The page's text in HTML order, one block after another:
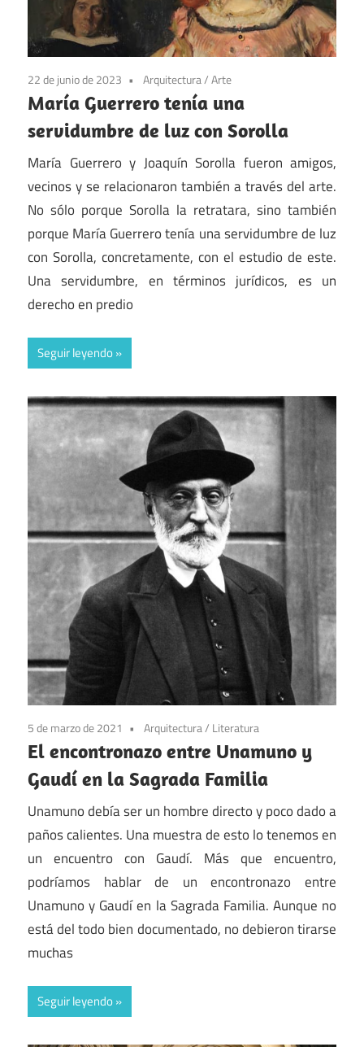
22 de junio de 2023 Arquitectura/Arte
María Guerrero tenía una
servidumbre de luz con Sorolla
María Guerrero y Joaquín Sorolla fueron amigos,
vecinos y se relacionaron también a través del arte.
No sólo porque Sorolla la retratara, sino también
porque María Guerrero tenía una servidumbre de luz
con Sorolla, concretamente, con el estudio de este.
Una servidumbre, en términos jurídicos, es un
derecho en predio
Seguir leyendo
5 de marzo de 2021 Arquitectura/ Literatura
El encontronazo entre Unamuno y
Gaudí en la Sagrada Familia
Unamuno debía ser un hombre directo y poco dado a
paños calientes. Una muestra de esto lo tenemos en
un encuentro con Gaudí. Más que encuentro,
podríamos hablar de un encontronazo entre
Unamuno y Gaudí en la Sagrada Familia. Aunque no
está del todo bien documentado, no debieron tirarse
muchas
Seguir leyendo